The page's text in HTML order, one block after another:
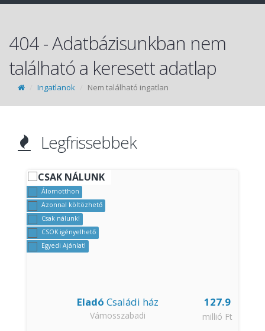
404 - Adatbázisunkban nem
található a keresett adatlap
Ingatlanok Nem található ingatlan
Legfrissebbek
CSAK NÁLUNK
Álomotthon
Azonnal költözhető
Csak nálunk!
CSOK igényelhető
Egyedi Ajánlat!
127.9
millió Ft
Eladó Családi ház
Vámosszabadi